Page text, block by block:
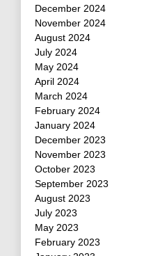
December 2024
November 2024
August 2024
July 2024
May 2024
April 2024
March 2024
February 2024
January 2024
December 2023
November 2023
October 2023
September 2023
August 2023
July 2023
May 2023
February 2023